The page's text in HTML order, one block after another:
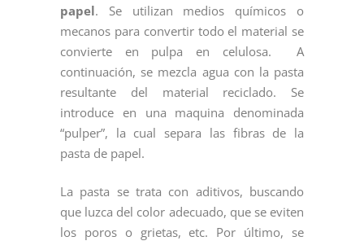
papel. Se utilizan medios químicos o
mecanos para convertir todo el material se
convierte en pulpa en celulosa. A
continuación, se mezcla agua con la pasta
resultante del material reciclado. Se
introduce en una maquina denominada
“pulper”, la cual separa las fibras de la
pasta de papel.
La pasta se trata con aditivos, buscando
que luzca del color adecuado, que se eviten
los poros o grietas, etc. Por último, se